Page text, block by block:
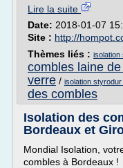
Lire la suite
Date: 2018-01-07
Site : http://
Thèmes liés : isolation
combles laine
verre / isolation styrodur
des combles
Isolation des
Bordeaux et
Mondial Isolation,
combles à Bordeaux !